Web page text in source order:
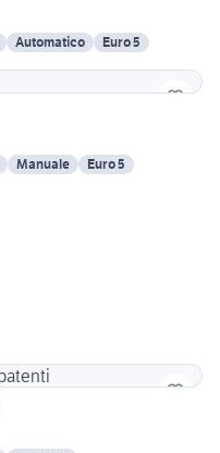
Automatico
Euro 5
Manuale Euro 5